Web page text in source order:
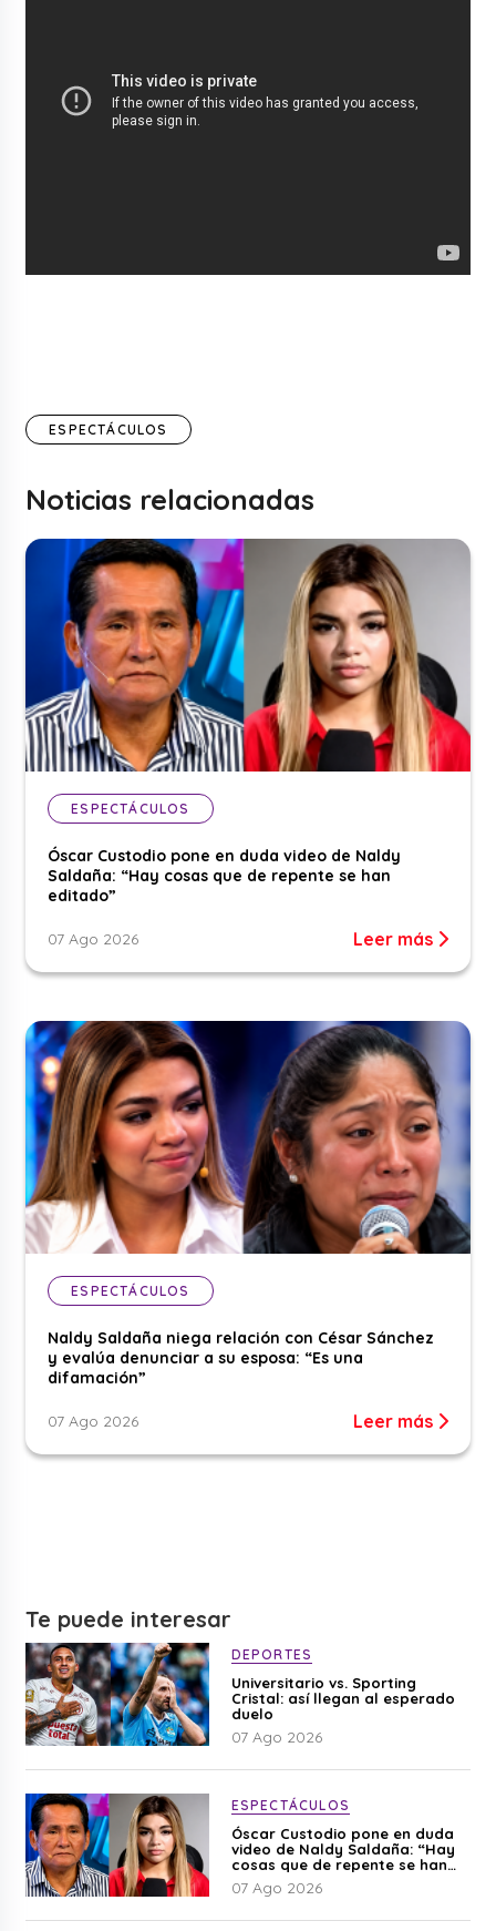
ESPECTÁCULOS
Noticias relacionadas
ESPECTÁCULOS
Óscar Custodio pone en duda video de Naldy
Saldaña: “Hay cosas que de repente se han
editado”
07 Ago 2026 Leer más
ESPECTÁCULOS
Naldy Saldaña niega relación con César Sánchez
y evalúa denunciar a su esposa: “Es una
difamación”
07 Ago 2026 Leer más
Te puede interesar
DEPORTES
Universitario vs. Sporting
Cristal: así llegan al esperado
duelo
07 Ago 2026
ESPECTÁCULOS
Óscar Custodio pone en duda
video de Naldy Saldaña: “Hay
cosas que de repente se han
editado”
07 Ago 2026